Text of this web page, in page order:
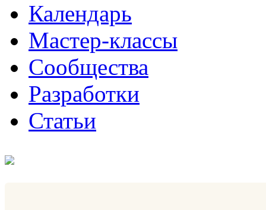
Календарь
Мастер-классы
Сообщества
Разработки
Статьи